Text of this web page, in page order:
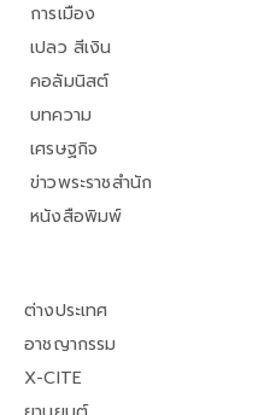
การเมือง
เปลว สีเงิน
คอลัมนิสต์
บทความ
เศรษฐกิจ
ข่าวพระราชสำนัก
หนังสือพิมพ์
ต่างประเทศ
อาชญากรรม
X-CITE